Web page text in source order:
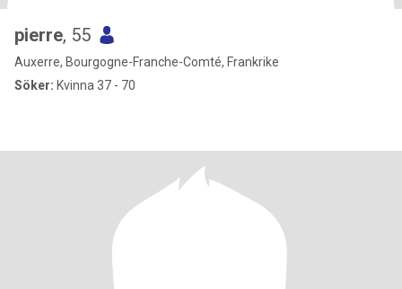
pierre, 55
Auxerre, Bourgogne-Franche-Comté, Frankrike
Söker: Kvinna 37 - 70